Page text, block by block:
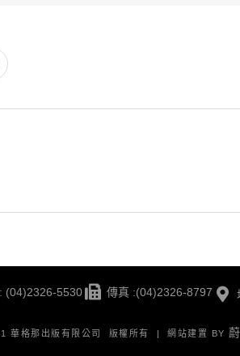
(04)2326-5530 傳真 :(04)2326-8797
華格那出版有限公司 版權所有 | 網站建置 BY